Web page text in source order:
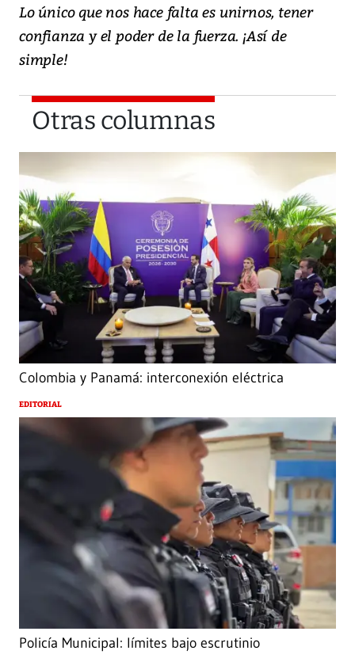
Lo único que nos hace falta es unirnos, tener
confianza y el poder de la fuerza. ¡Así de
simple!
Otras columnas
Colombia y Panamá: interconexión eléctrica
EDITORIAL
Policía Municipal: límites bajo escrutinio